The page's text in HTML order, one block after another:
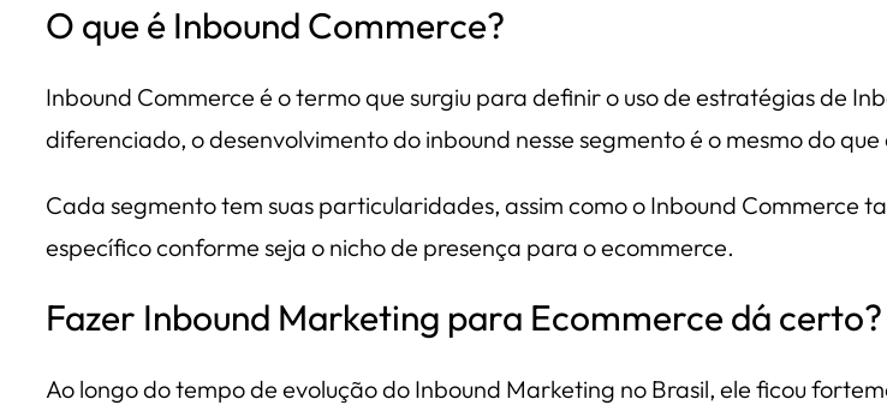
O que é Inbound Commerce?
Inbound Commerce é o termo que surgiu para definir o uso de estratégias de
diferenciado, o desenvolvimento do inbound nesse segmento é o mesmo do
Cada segmento tem suas particularidades, assim como o Inbound Commerce
específico conforme seja o nicho de presença para o ecommerce.
Fazer Inbound Marketing para Ecommerce dá certo?
Ao longo do tempo de evolução do Inbound Marketing no Brasil, ele ficou